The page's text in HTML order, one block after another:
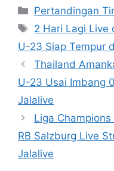
Categories
Pertandingan
Tags
2 Hari Lagi Live
U-23 Siap Tempur
Thailand
U-23 Usai Imbang
Jalalive
Liga Champions
RB Salzburg Live
Jalalive